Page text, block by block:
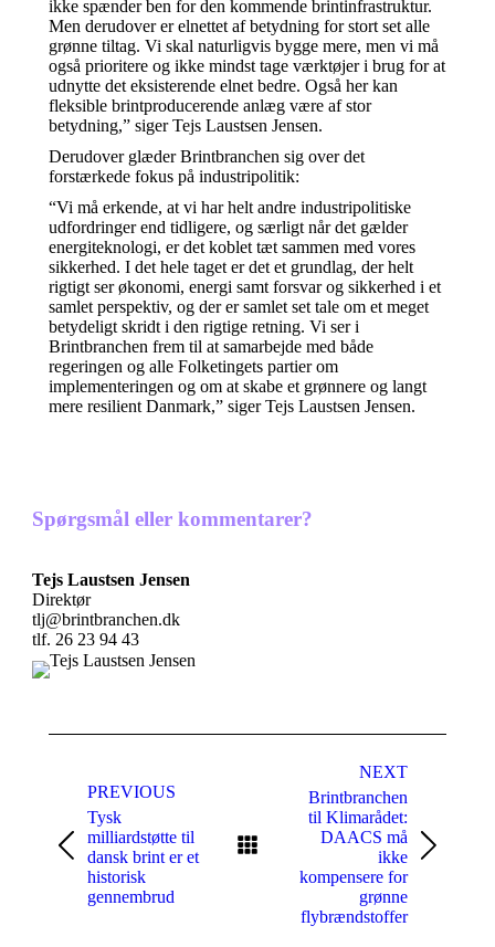
ikke spænder ben for den kommende brintinfrastruktur.
Men derudover er elnettet af betydning for stort set alle
grønne tiltag. Vi skal naturligvis bygge mere, men vi må
også prioritere og ikke mindst tage værktøjer i brug for at
udnytte det eksisterende elnet bedre. Også her kan
fleksible brintproducerende anlæg være af stor
betydning,” siger Tejs Laustsen Jensen.
Derudover glæder Brintbranchen sig over det
forstærkede fokus på industripolitik:
“Vi må erkende, at vi har helt andre industripolitiske
udfordringer end tidligere, og særligt når det gælder
energiteknologi, er det koblet tæt sammen med vores
sikkerhed. I det hele taget er det et grundlag, der helt
rigtigt ser økonomi, energi samt forsvar og sikkerhed i et
samlet perspektiv, og der er samlet set tale om et meget
betydeligt skridt i den rigtige retning. Vi ser i
Brintbranchen frem til at samarbejde med både
regeringen og alle Folketingets partier om
implementeringen og om at skabe et grønnere og langt
mere resilient Danmark,” siger Tejs Laustsen Jensen.
Spørgsmål eller kommentarer?
Tejs Laustsen Jensen
Direktør
tlj@brintbranchen.dk
tlf. 26 23 94 43
PREVIOUS
Previous
post:
Tysk
milliardstøtte til
dansk brint er et
historisk
gennembrud
NEXT
post:
Brintbranchen
til Klimarådet:
DAACS må
ikke
kompensere for
grønne
flybrændstoffer